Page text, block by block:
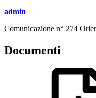
admin
Comunicazione n° 274
Documenti